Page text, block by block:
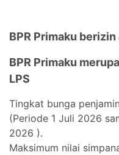
BPR Primaku
BPR Primaku
LPS
Tingkat bunga
(Periode 1 Juli 2026
2026 ).
Maksimum nilai